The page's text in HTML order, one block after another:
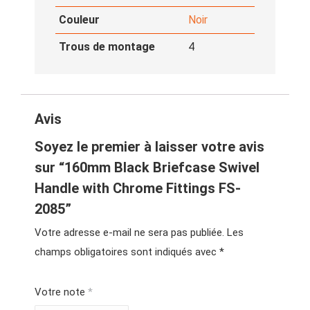
Couleur Noir
Trous de montage 4
Avis
Soyez le premier à laisser votre avis
sur “160mm Black Briefcase Swivel
Handle with Chrome Fittings FS-
2085”
Votre adresse e-mail ne sera pas publiée. Les
champs obligatoires sont indiqués avec *
Votre note *